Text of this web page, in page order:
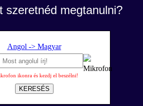
szeretnéd megtanulni?
Angol -> Magyar
ikonra és kezdj el beszélni!
KERESÉS